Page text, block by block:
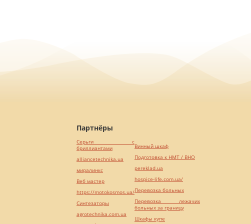
Партнёры
Серьги с
бриллиантами
alliancetechnika.ua
миралинкс
Веб мастер
https://motokosmos.ua/
Синтезаторы
agrotechnika.com.ua
Винный шкаф
Подготовка к НМТ / ВНО
pereklad.ua
hospice-life.com.ua/
Перевозка больных
Перевозка лежачих
больных за границу
Шкафы купе